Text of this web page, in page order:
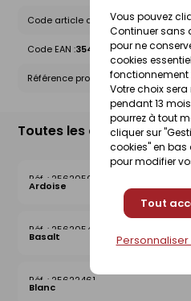
Vous pouvez
Continuer sans
pour ne
cookies
fonctionnement
Votre choix sera
pendant 13
pourrez à tout
cliquer sur
cookies" en bas
pour modifier
Tout
Code article chez le fournisseur :
Code EAN :3546380039447
Référence produit nationale
Toutes les déclinaisons
25620504
Ardoise
25620542
Basalt
25622461
Blanc